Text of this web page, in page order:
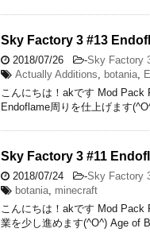
Sky Factory 3 #13
2018/07/26 -Sky Factory
Actually Additions, botania,
こんにちは！akです Mod
Endoflame周りを仕上げます
Sky Factory 3 #11
2018/07/24 -Sky Factory
botania, minecraft
こんにちは！akです Mod
業を少し進めます(^O^) Age of